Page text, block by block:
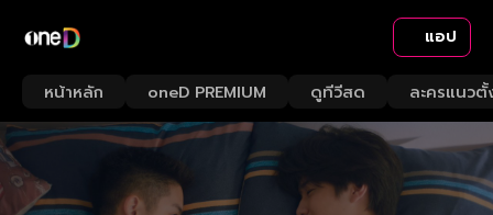
แอป
หน้าหลัก oneD PREMIUM ดูทีวีสด ละครแนวตั้